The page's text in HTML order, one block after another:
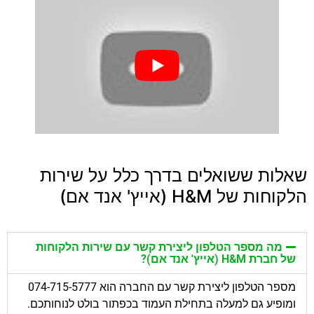
שאלות ששואלים בדרך כלל על שירות
הלקוחות של H&M (אייץ' אנד אם)
מה מספר הטלפון ליצירת קשר עם שירות הלקוחות
של חברת H&M (אייץ' אנד אם)?
מספר הטלפון ליצירת קשר עם החברה הוא 074-715-5777
ומופיע גם למעלה בתחילת העמוד בכפתור בולט לנוחותכם.